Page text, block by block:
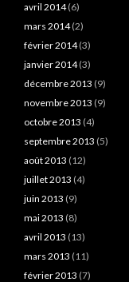
avril 2014(6)
mars 2014(2)
février 2014(3)
janvier 2014(3)
décembre 2013 (9)
novembre 2013 (9)
octobre 2013 (4)
septembre 2013 (5)
août 2013 (12)
juillet 2013 (4)
juin 2013 (9)
mai 2013 (8)
avril 2013 (13)
mars 2013 (11)
février 2013 (7)